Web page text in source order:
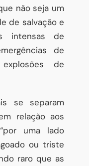
não seja um
de salvação e
intensas de
de
de
se separam
relação aos
uma lado
ou triste
raro que as